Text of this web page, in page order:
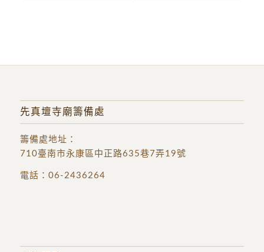
先真壇寺廟籌備處
籌備處地址 ：
710臺南市永康區中正路635巷7弄19號
電話： 06-2436264